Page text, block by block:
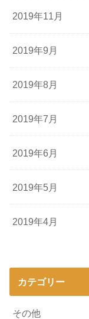
2019年11月
2019年9月
2019年8月
2019年7月
2019年6月
2019年5月
2019年4月
カテゴリー
その他